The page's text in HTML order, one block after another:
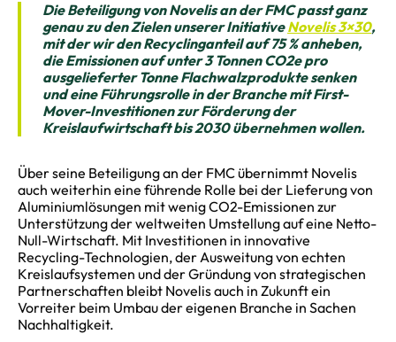
Die Beteiligung von Novelis an der FMC passt ganz
genau zu den Zielen unserer InitiativeNovelis 3×30,
mit der wir den Recyclinganteil auf 75 % anheben,
die Emissionen auf unter 3 Tonnen CO2e pro
ausgelieferter Tonne Flachwalzprodukte senken
und eine Führungsrolle in der Branche mit First-
Mover-Investitionen zur Förderung der
Kreislaufwirtschaft bis 2030 übernehmen wollen.
Über seine Beteiligung an der FMC übernimmt Novelis
auch weiterhin eine führende Rolle bei der Lieferung von
Aluminiumlösungen mit wenig CO2-Emissionen zur
Unterstützung der weltweiten Umstellung auf eine Netto-
Null-Wirtschaft. Mit Investitionen in innovative
Recycling-Technologien, der Ausweitung von echten
Kreislaufsystemen und der Gründung von strategischen
Partnerschaften bleibt Novelis auch in Zukunft ein
Vorreiter beim Umbau der eigenen Branche in Sachen
Nachhaltigkeit.